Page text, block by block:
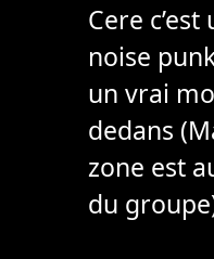
Cere
noise
un vrai
dedans
zone est
du